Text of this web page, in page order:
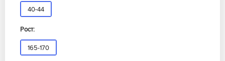
40-44
Рост:
165-170